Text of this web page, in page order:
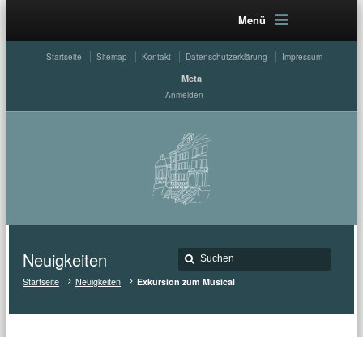
Menü
Startseite Sitemap Kontakt Datenschutzerklärung Impressum
Meta
Anmelden
Neuigkeiten
Startseite Neuigkeiten Exkursion zum Musical